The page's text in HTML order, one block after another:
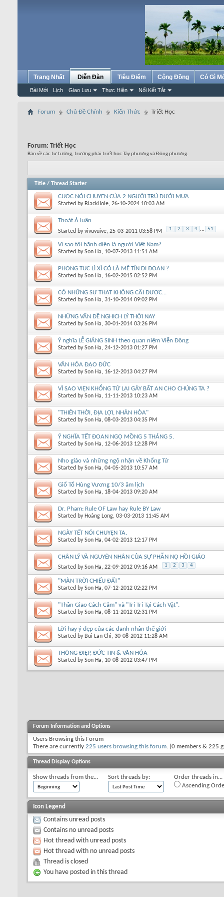
Trang Nhất Diễn Đàn
Bài Mới Lịch Giao Lưu Thực Hiện Nối Kết Tắt
Tiêu Điểm Cộng Đồng Có Gì
Forum Chủ Đề Chính Kiến Thức Triết Học
Forum: Triết Học
Bàn về các tư tưởng, trường phái triết học Tây phương và Đông phương.
Title / Thread Starter
CUỘC NÓI CHUYỆN CỦA 2 NGƯỜI TRÚ DƯỚI MƯA
Started by BlackHole, 26-10-2024 10:03 AM
Thoát Á luận
Started byvivuvuive, 25-03-2011 03:58 PM 1 2 3 4 ... 51
Vì sao tôi hãnh diện là người Việt Nam?
Started bySon Ha, 10-07-2013 11:51 AM
PHONG TỤC LÌ XÌ CÓ LÀ MÊ TÍN DỊ ĐOAN ?
Started bySon Ha, 16-02-2015 02:52 PM
CÓ NHỮNG SỰ THẬT KHÔNG CÃI ĐƯỢC...
Started bySon Ha, 31-10-2014 09:02 PM
NHỮNG VẤN ĐỀ NGHỊCH LÝ THỜI NAY
Started bySon Ha, 30-01-2014 03:26 PM
Ý nghĩa LỄ GIÁNG SINH theo quan niệm Viễn Đông
Started bySon Ha, 24-12-2013 01:27 PM
VĂN HÓA ĐẠO ĐỨC
Started bySon Ha, 16-12-2013 04:27 PM
VÌ SAO VIỆN KHỔNG TỬ LẠI GÂY BẤT AN CHO CHÚNG TA ?
Started bySon Ha, 11-11-2013 10:23 AM
"THIÊN THỜI, ĐỊA LỢI, NHÂN HÒA"
Started bySon Ha, 08-03-2013 04:35 PM
Ý NGHĨA TẾT ĐOAN NGỌ MỒNG 5 THÁNG 5.
Started bySon Ha, 12-06-2013 12:28 PM
Nho giáo và những ngộ nhận về Khổng Tử
Started bySon Ha, 04-05-2013 10:57 AM
Giổ Tổ Hùng Vương 10/3 âm lịch
Started bySon Ha, 18-04-2013 09:20 AM
Dr. Pham: Rule OF Law hay Rule BY Law
Started by Hoàng Long, 03-03-2013 11:45 AM
NGÀY TẾT NÓI CHUYỆN TA.
Started bySon Ha, 04-02-2013 12:17 PM
CHÂN LÝ VÀ NGUYÊN NHÂN CỦA SỰ PHẪN NỘ HỒI GIÁO
Started bySon Ha, 22-09-2012 09:16 AM 1 2 3 4
"MÀN TRỜI CHIẾU ĐẤT"
Started bySon Ha, 07-12-2012 02:22 PM
"Thần Giao Cách Cảm" và "Trí Tri Tại Cách Vật".
Started bySon Ha, 08-11-2012 02:31 PM
Lời hay ý đẹp của các danh nhân thế giới
Started by Bui Lan Chi, 30-08-2012 11:28 AM
THÔNG ĐIỆP, ĐỨC TIN & VĂN HÓA
Started bySon Ha, 10-08-2012 03:47 PM
Forum Information and Options
Users Browsing this Forum
There are currently 225 users browsing this forum. (0 members & 225
Thread Display Options
Show threads from the... Sort threads by:
Order threads in...
Ascending
Icon Legend
Contains unread posts
Contains no unread posts
Hot thread with unread posts
Hot thread with no unread posts
Thread is closed
You have posted in this thread